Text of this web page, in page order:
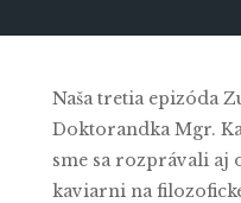
Naša tretia epizóda
Doktorandka Mgr.
sme sa rozprávali aj
kaviarni na